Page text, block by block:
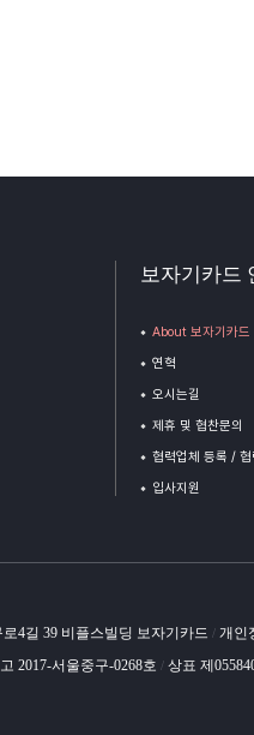
보자기카드
About 보자기카드
연혁
오시는길
제휴 및 협찬문의
협력업체 등록 /
입사지원
4길 39 비플스빌딩 보자기카드 / 개인
2017-서울중구-0268호 / 상표 제